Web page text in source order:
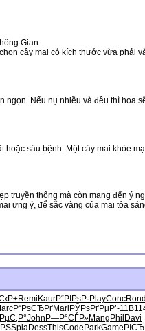
Gian
cây mai có kích thước vừa phải
ngọn. Nếu nụ nhiều và đều thì hoa
hoặc sâu bệnh. Một cây mai khỏe
truyền thống mà còn mang đến ý
ưng ý, để sắc vàng của mai tỏa
Remi KaurР“РІРѕР· PlayConc
Р“РѕСЂРґMari РЎРѕРґРµР’-11
John Р—Р°СЃР»Mang Phil Davi
SplaDessThisCode ParkGame